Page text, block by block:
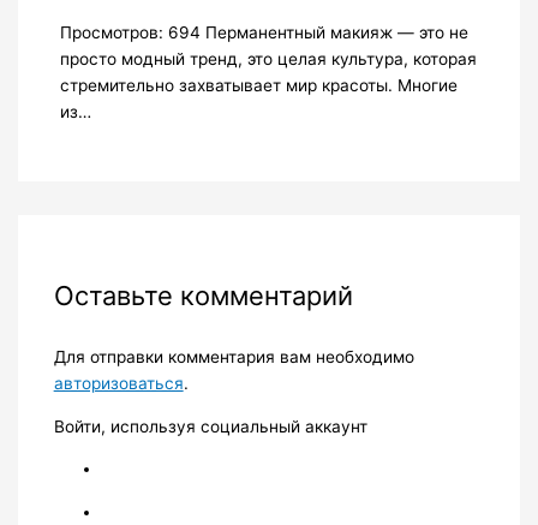
Просмотров: 694 Перманентный макияж — это не
просто модный тренд, это целая культура, которая
стремительно захватывает мир красоты. Многие
из…
Оставьте комментарий
Для отправки комментария вам необходимо
авторизоваться.
Войти, используя социальный аккаунт